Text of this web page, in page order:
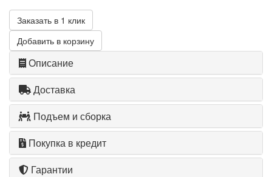
Заказать в 1 клик
Добавить в корзину
Описание
Доставка
Подъем и сборка
Покупка в кредит
Гарантии